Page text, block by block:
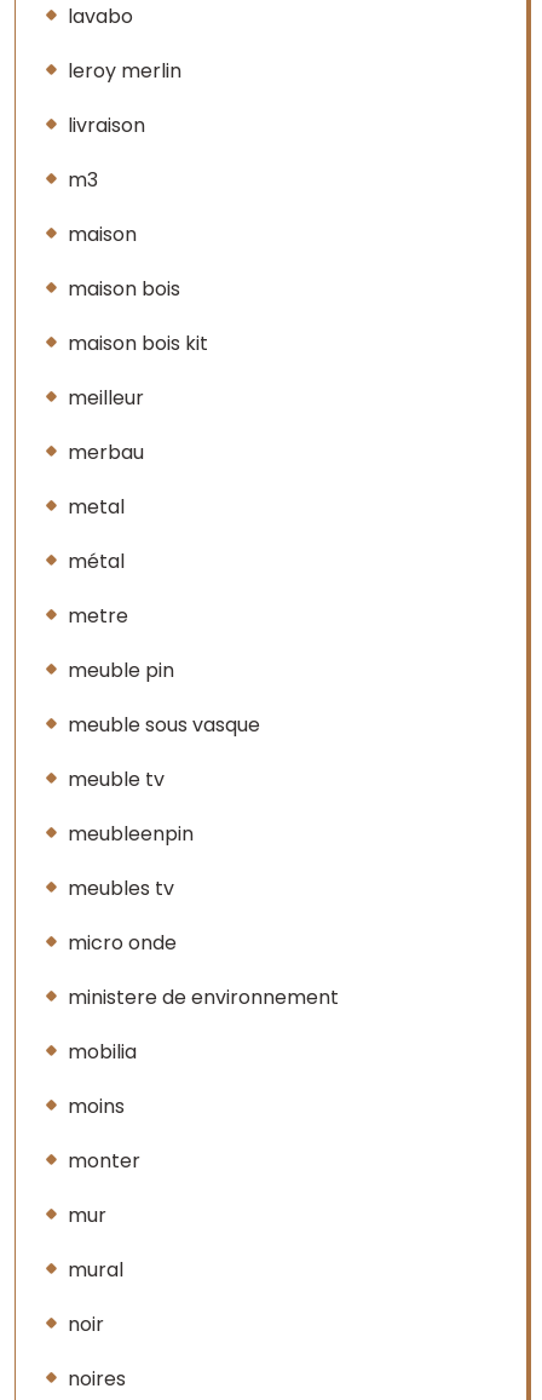
lavabo
leroy merlin
livraison
m3
maison
maison bois
maison bois kit
meilleur
merbau
metal
métal
metre
meuble pin
meuble sous vasque
meuble tv
meubleenpin
meubles tv
micro onde
ministere de environnement
mobilia
moins
monter
mur
mural
noir
noires